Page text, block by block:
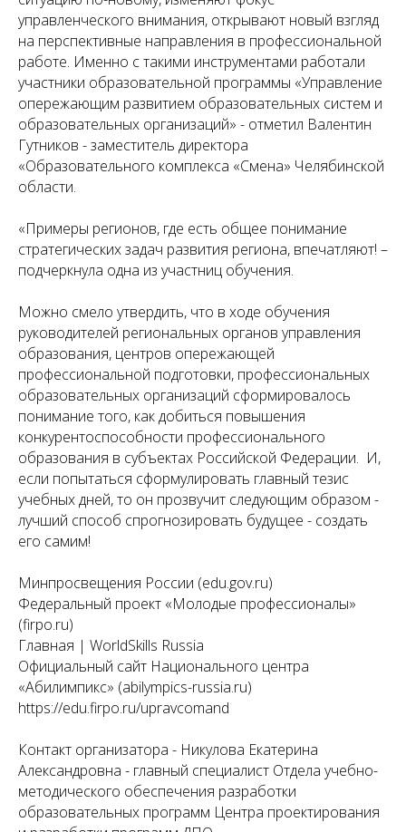
управленческого внимания, открывают новый взгляд
на перспективные направления в профессиональной
работе. Именно с такими инструментами работали
участники образовательной программы «Управление
опережающим развитием образовательных систем и
образовательных организаций» - отметил Валентин
Гутников - заместитель директора
«Образовательного комплекса «Смена» Челябинской
области.
«Примеры регионов, где есть общее понимание
стратегических задач развития региона, впечатляют! –
подчеркнула одна из участниц обучения.
Можно смело утвердить, что в ходе обучения
руководителей региональных органов управления
образования, центров опережающей
профессиональной подготовки, профессиональных
образовательных организаций сформировалось
понимание того, как добиться повышения
конкурентоспособности профессионального
образования в субъектах Российской Федерации. И,
если попытаться сформулировать главный тезис
учебных дней, то он прозвучит следующим образом -
лучший способ спрогнозировать будущее - создать
его самим!
Минпросвещения России (edu.gov.ru)
Федеральный проект «Молодые профессионалы»
(firpo.ru)
Главная | WorldSkills Russia
Официальный сайт Национального центра
«Абилимпикс» (abilympics-russia.ru)
https://edu.firpo.ru/upravcomand
Контакт организатора - Никулова Екатерина
Александровна - главный специалист Отдела учебно-
методического обеспечения разработки
образовательных программ Центра проектирования